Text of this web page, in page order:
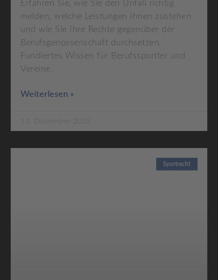
Erfahren Sie, wie Sie den Unfall richtig
melden, welche Leistungen Ihnen zustehen
und wie Sie Ihre Rechte gegenüber der
Berufsgenossenschaft durchsetzen.
Fundiertes Wissen für Berufssportler und
Vereine.
Weiterlesen »
Sportrecht